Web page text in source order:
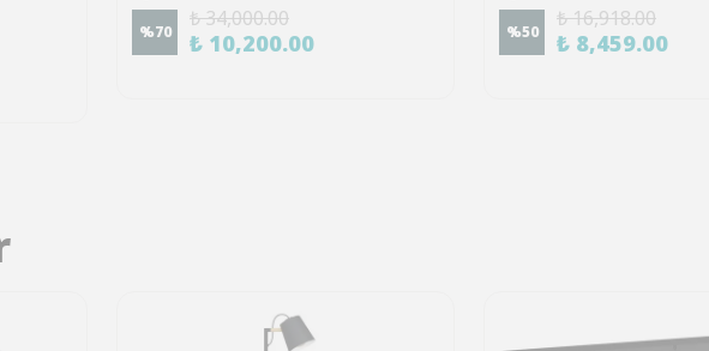
%70
₺ 34,000.00
₺ 10,200.00 %50
₺ 16,918.00
₺ 8,459.00